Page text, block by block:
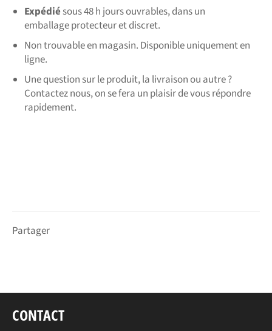
Expédiésous 48 h jours ouvrables, dans un
emballage protecteur et discret.
Non trouvable en magasin. Disponible uniquement en
ligne.
Une question sur le produit, la livraison ou autre ?
Contactez nous, on se fera un plaisir de vous répondre
rapidement.
Partager
CONTACT